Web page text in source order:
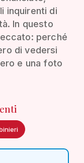
inquirenti di
In questo
perché
di vedersi
e una foto